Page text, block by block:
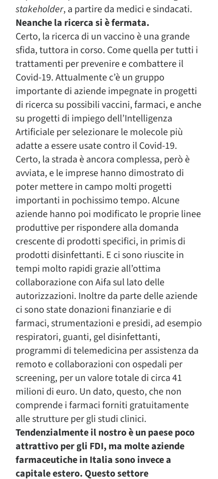
stakeholder, a partire da medici e sindacati.
Neanche la ricerca si è fermata.
Certo, la ricerca di un vaccino è una grande
sfida, tuttora in corso. Come quella per tutti i
trattamenti per prevenire e combattere il
Covid-19. Attualmente c’è un gruppo
importante di aziende impegnate in progetti
di ricerca su possibili vaccini, farmaci, e anche
su progetti di impiego dell’Intelligenza
Artificiale per selezionare le molecole più
adatte a essere usate contro il Covid-19.
Certo, la strada è ancora complessa, però è
avviata, e le imprese hanno dimostrato di
poter mettere in campo molti progetti
importanti in pochissimo tempo. Alcune
aziende hanno poi modificato le proprie linee
produttive per rispondere alla domanda
crescente di prodotti specifici, in primis di
prodotti disinfettanti. E ci sono riuscite in
tempi molto rapidi grazie all’ottima
collaborazione con Aifa sul lato delle
autorizzazioni. Inoltre da parte delle aziende
ci sono state donazioni finanziarie e di
farmaci, strumentazioni e presidi, ad esempio
respiratori, guanti, gel disinfettanti,
programmi di telemedicina per assistenza da
remoto e collaborazioni con ospedali per
screening, per un valore totale di circa 41
milioni di euro. Un dato, questo, che non
comprende i farmaci forniti gratuitamente
alle strutture per gli studi clinici.
Tendenzialmente il nostro è un paese poco
attrattivo per gli FDI, ma molte aziende
farmaceutiche in Italia sono invece a
capitale estero. Questo settore